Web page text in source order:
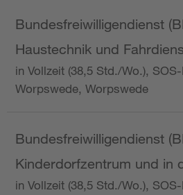
Bundesfreiwilligendienst
Haustechnik und
in Vollzeit (38,5 Std./Wo.),
Worpswede, Worpswede
Bundesfreiwilligendienst
Kinderdorfzentrum und in
in Vollzeit (38,5 Std./Wo.),